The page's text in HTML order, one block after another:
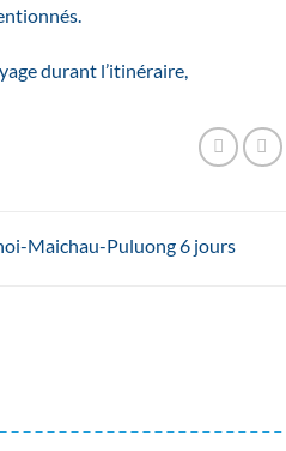
durant l’itinéraire,
Maichau-Puluong 6 jours